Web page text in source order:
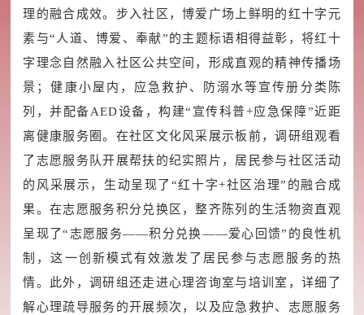
理的融合成效。步入社区，博爱广场上鲜明的红十字元
素与“人道、博爱、奉献”的主题标语相得益彰，将红十
字理念自然融入社区公共空间，形成直观的精神传播场
景；健康小屋内，应急救护、防溺水等宣传册分类陈
列，并配备AED设备，构建“宣传科普+应急保障”近距
离健康服务圈。在社区文化风采展示板前，调研组观看
了志愿服务队开展帮扶的纪实照片，居民参与社区活动
的风采展示，生动呈现了“红十字+社区治理”的融合成
果。在志愿服务积分兑换区，整齐陈列的生活物资直观
呈现了“志愿服务——积分兑换——爱心回馈”的良性机
制，这一创新模式有效激发了居民参与志愿服务的热
情。此外，调研组还走进心理咨询室与培训室，详细了
解心理疏导服务的开展频次，以及应急救护、志愿服务